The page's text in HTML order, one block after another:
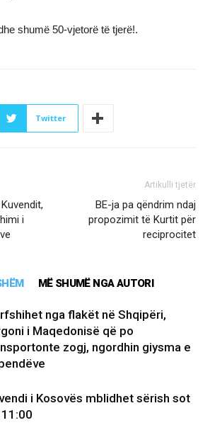
shumë 50-vjetorë të tjerë!.
Twitter
i
Artikulli tjetër
BE-ja pa qëndrim ndaj
propozimit të Kurtit për
reciprocitet
MË SHUMË NGA AUTORI
nga flakët në Shqipëri,
i Maqedonisë që po
zogj, ngordhin giysma e
i Kosovës mblidhet sërish sot